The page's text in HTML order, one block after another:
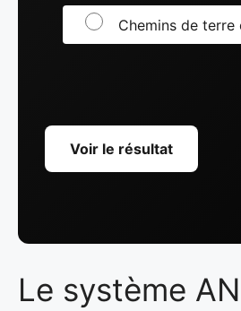
Chemins de terre
Voir le résultat
Le système